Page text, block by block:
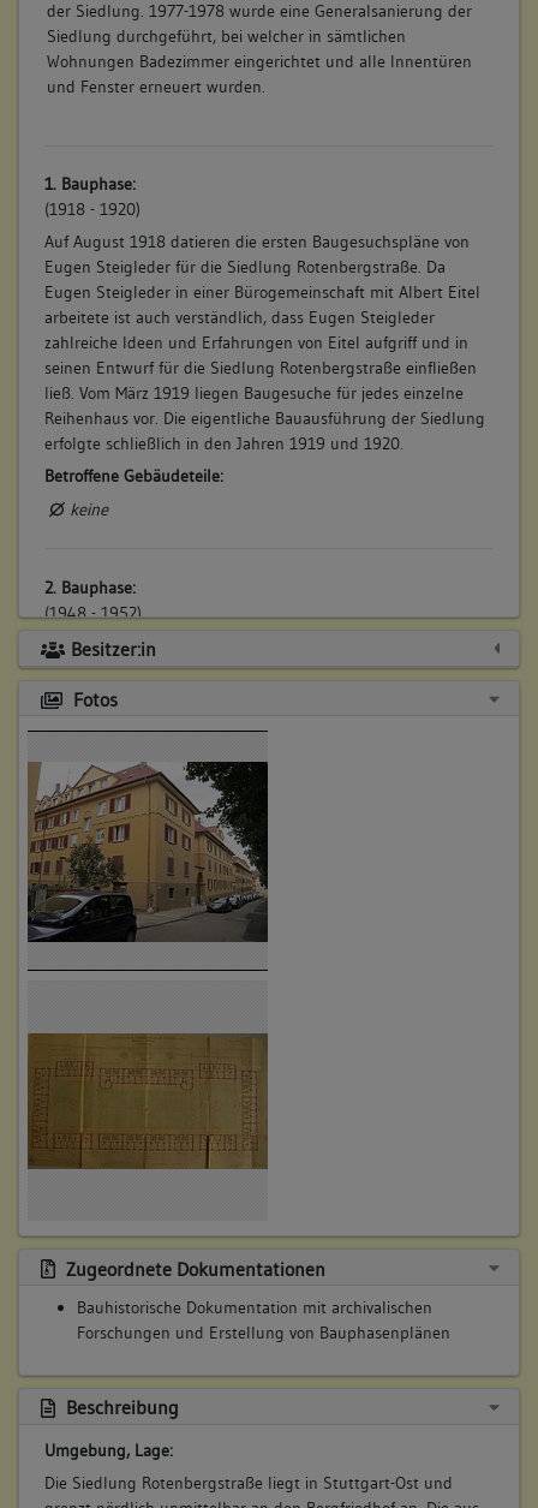
der Siedlung. 1977-1978 wurde eine Generalsanierung der
Siedlung durchgeführt, bei welcher in sämtlichen
Wohnungen Badezimmer eingerichtet und alle Innentüren
und Fenster erneuert wurden.
1. Bauphase:
(1918 - 1920)
Auf August 1918 datieren die ersten Baugesuchspläne von
Eugen Steigleder für die Siedlung Rotenbergstraße. Da
Eugen Steigleder in einer Bürogemeinschaft mit Albert Eitel
arbeitete ist auch verständlich, dass Eugen Steigleder
zahlreiche Ideen und Erfahrungen von Eitel aufgriff und in
seinen Entwurf für die Siedlung Rotenbergstraße einfließen
ließ. Vom März 1919 liegen Baugesuche für jedes einzelne
Reihenhaus vor. Die eigentliche Bauausführung der Siedlung
erfolgte schließlich in den Jahren 1919 und 1920.
Betroffene Gebäudeteile:
keine
2. Bauphase:
(1948 - 1952)
In Folge von Zerstörungen während des Zweiten Weltkriegs
wurden ab 1948 die beschädigten bzw. zerstörten Gebäude
saniert bzw. wiederaufgebaut. Vom Mai 1948 liegt ein
Eingriffen in den Vollgeschossen wurde dabei der gesamte
Dachstock neu aufgerichtet.
Vom März 1950 liegt ein Baugesuch für den Wiederaufbau
der Gebäude 65A und 67A vor. Dabei wurde die gesamte
westliche Hälfte des nördlichen Reihenhauses 65A-71A - mit
den vorspringenden Eckhäusern - neu erbaut. Noch heute ist
dieser Neubau an den andersartigen Haustürgewänden und
am rechtwinkligen Eckhaus zu erkennen.
Die gravierendste Zerstörung erlitt allerdings der östliche
Grundrissgliederung und einem Geschoss mehr als zuvor neu
erbaut. Die Pläne für den Wiederaufbau des Gebäudes 77-81B
stammen von dem Stuttgarter Regierungsbaumeister Rudolf
Burkhard.
Betroffene Gebäudeteile:
3. Bauphase:
Erhebliche Modernisierungsmaßnahmen wurden in den
Rotenbergstraße durchgeführt. In allen Wohnungen wurden
zeitgemäße Badezimmer
verschwanden. Zudem wurden nahezu alle Innentüren sowie
alle Fenster erneuert. Im Zuge dieser Maßnahmen wurden
auch ganz allgemein die Oberflächen (Böden, Wände, Decken)
Besitzer:in
Fotos
Zugeordnete Dokumentationen
Bauhistorische Dokumentation mit archivalischen
Forschungen und Erstellung von Bauphasenplänen
Beschreibung
Umgebung, Lage:
Die Siedlung Rotenbergstraße liegt in Stuttgart-Ost und